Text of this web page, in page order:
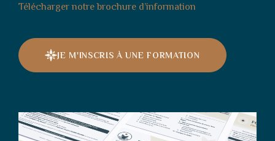
Télécharger notre brochure d’information
JE M'INSCRIS À UNE FORMATION